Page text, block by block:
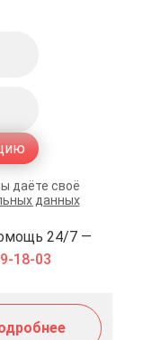
даёте своё
данных
24/7 —
18-03